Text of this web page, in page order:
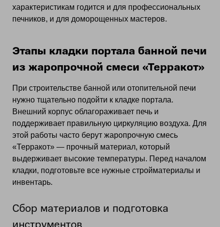
характеристикам годится и для профессиональных
печников, и для доморощенных мастеров.
Этапы кладки портала банной печи
из жаропрочной смеси «Терракот»
При строительстве банной или отопительной печи
нужно тщательно подойти к кладке портала.
Внешний корпус облагораживает печь и
поддерживает правильную циркуляцию воздуха. Для
этой работы часто берут жаропрочную смесь
«Терракот» — прочный материал, который
выдерживает высокие температуры. Перед началом
кладки, подготовьте все нужные стройматериалы и
инвентарь.
Сбор материалов и подготовка
инструментов